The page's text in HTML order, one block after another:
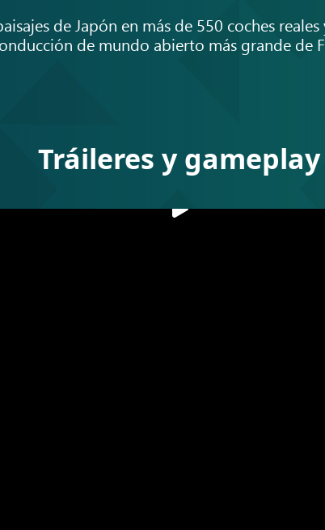
de Japón en más de 550 coches
de mundo abierto más grande de
Tráileres y gameplay